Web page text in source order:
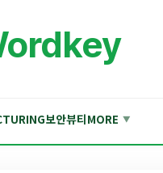
보안뷰티MORE ▼